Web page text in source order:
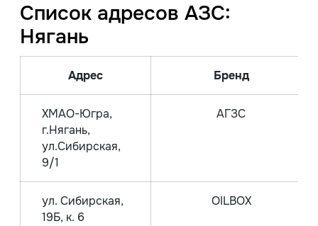
Список адресов АЗС:
Нягань
Адрес Бренд
ХМАО-Югра,
г.Нягань,
ул.Сибирская,
9/1
АГЗС
ул. Сибирская,
19Б, к. 6
OILBOX